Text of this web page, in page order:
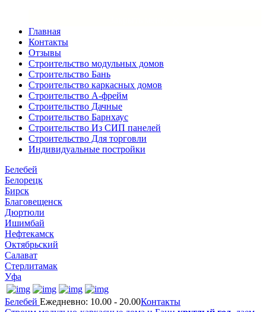
Главная
Контакты
Отзывы
Строительство модульных домов
Строительство Бань
Строительство каркасных домов
Строительство А-фрейм
Строительство Дачные
Строительство Барнхаус
Строительство Из СИП панелей
Строительство Для торговли
Индивидуальные постройки
Белебей
Белорецк
Бирск
Благовещенск
Дюртюли
Ишимбай
Нефтекамск
Октябрьский
Салават
Стерлитамак
Уфа
Белебей Ежедневно: 10.00 - 20.00Контакты